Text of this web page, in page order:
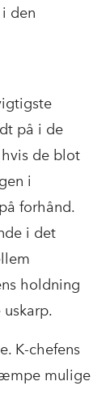
den
på i de
de blot
i
forhånd.
i det
holdning
K-chefens
mulige